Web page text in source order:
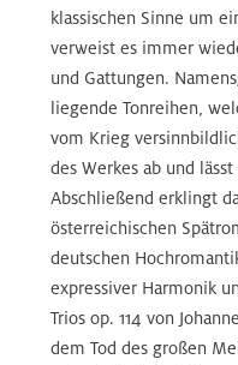
klassischen Sinne um
verweist es immer
und Gattungen.
liegende Tonreihen,
vom Krieg
des Werkes ab und
Abschließend erklingt
österreichischen
deutschen
expressiver Harmonik
Trios op. 114 von
dem Tod des großen